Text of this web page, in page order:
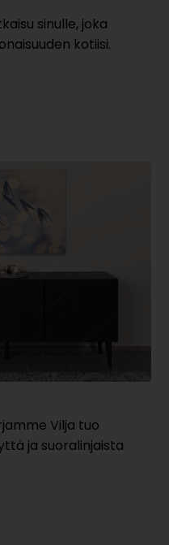
sinulle, joka
kotiisi.
Vilja tuo
ja suoralinjaista